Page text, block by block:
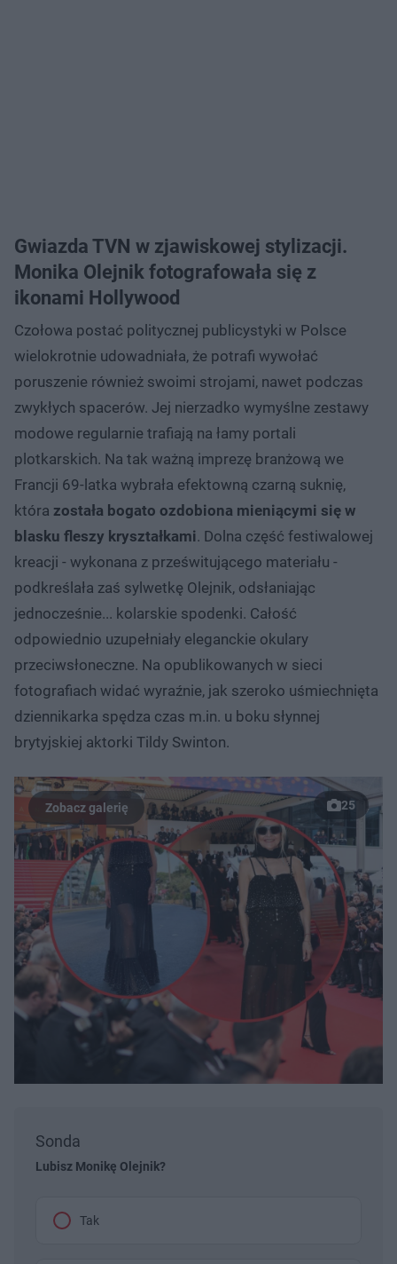
Gwiazda TVN w zjawiskowej stylizacji.
Monika Olejnik fotografowała się z
ikonami Hollywood
Czołowa postać politycznej publicystyki w Polsce
wielokrotnie udowadniała, że potrafi wywołać
poruszenie również swoimi strojami, nawet podczas
zwykłych spacerów. Jej nierzadko wymyślne zestawy
modowe regularnie trafiają na łamy portali
plotkarskich. Na tak ważną imprezę branżową we
Francji 69-latka wybrała efektowną czarną suknię,
która została bogato ozdobiona mieniącymi się w
blasku fleszy kryształkami. Dolna część festiwalowej
kreacji - wykonana z prześwitującego materiału -
podkreślała zaś sylwetkę Olejnik, odsłaniając
jednocześnie... kolarskie spodenki. Całość
odpowiednio uzupełniały eleganckie okulary
przeciwsłoneczne. Na opublikowanych w sieci
fotografiach widać wyraźnie, jak szeroko uśmiechnięta
dziennikarka spędza czas m.in. u boku słynnej
brytyjskiej aktorki Tildy Swinton.
25
Sonda
Lubisz Monikę Olejnik?
Tak